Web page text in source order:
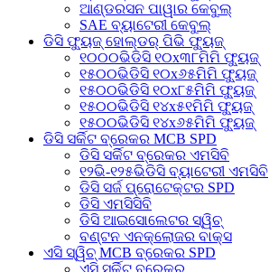
ଆଣ୍ଡରସନ ପାୱାର କେବୁଲ୍
SAE ବ୍ୟାଟେରୀ କେବୁଲ୍
ଡିସି ଫ୍ୟୁଜ୍ ହୋଲ୍ଡର୍ ପିଭି ଫ୍ୟୁଜ୍
୧୦୦୦ଭିଡିସି ୧୦x୩୮ମିମି ଫ୍ୟୁଜ୍
୧୫୦୦ଭିଡିସି ୧୦x୬୫ମିମି ଫ୍ୟୁଜ୍
୧୫୦୦ଭିଡିସି ୧୦x୮୫ମିମି ଫ୍ୟୁଜ୍
୧୫୦୦ଭିଡିସି ୧୪x୫୧ମିମି ଫ୍ୟୁଜ୍
୧୫୦୦ଭିଡିସି ୧୪x୬୫ମିମି ଫ୍ୟୁଜ୍
ଡିସି ସର୍କିଟ ବ୍ରେକର MCB SPD
ଡିସି ସର୍କିଟ ବ୍ରେକର ଏମସିବି
୧୨ଭି-୧୨୫ଭିଡିସି ବ୍ୟାଟେରୀ ଏମସିବି
ଡିସି ସର୍ଜ ପ୍ରୋଟେକ୍ଟର SPD
ଡିସି ଏମସିସିବି
ଡିସି ଆଇସୋଲେଟର ସ୍ୱିଚ୍
ବଣ୍ଟନ ଏନକ୍ଲୋଜର ବାକ୍ସ
ଏସି ସ୍ୱିଚ୍ MCB ବ୍ରେକର SPD
ଏସି ସର୍କିଟ୍ ବ୍ରେକର